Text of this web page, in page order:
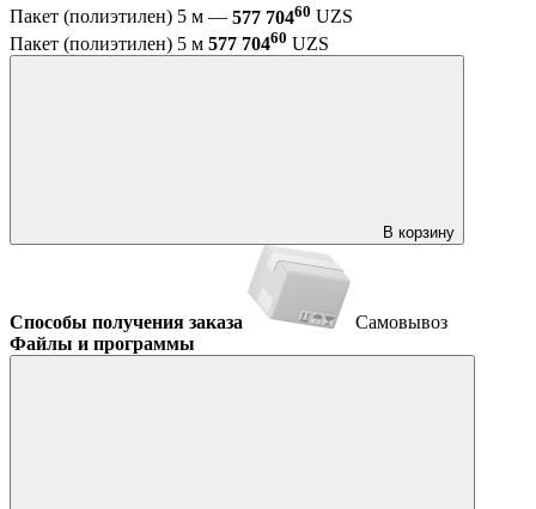
Пакет (полиэтилен) 5 м — 577 70460 UZS
Пакет (полиэтилен) 5 м 577 70460 UZS
В корзину
Способы получения заказа
Самовывоз
Файлы и программы